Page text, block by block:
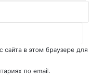
в этом браузере для
по email.